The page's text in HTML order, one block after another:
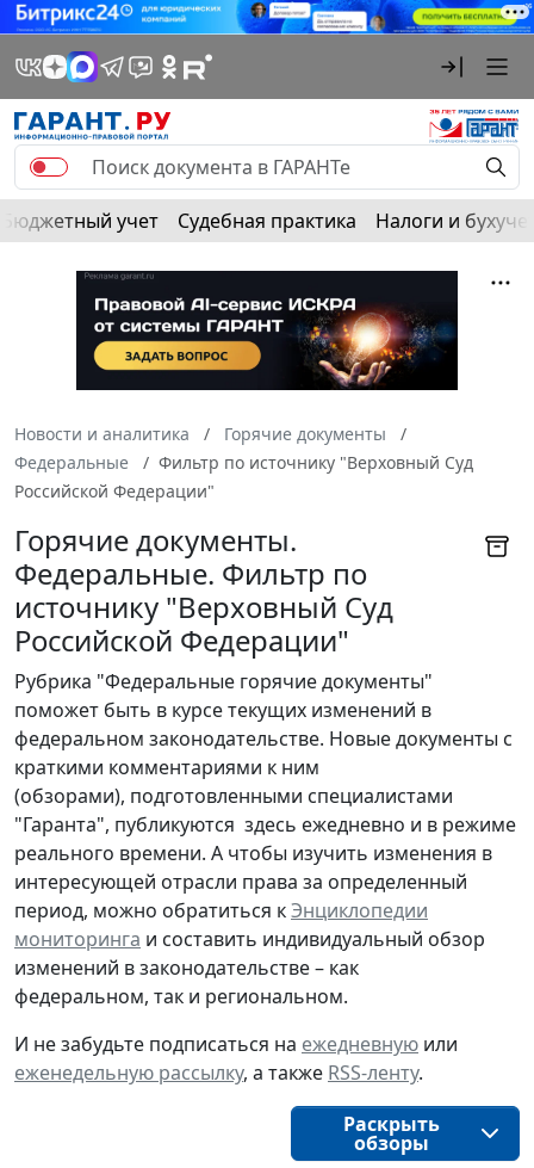
Бюджетный учет Судебная практика Налоги и
Новости и аналитика
Горячие документы
Федеральные
Фильтр по источнику "Верховный Суд
Российской Федерации"
Горячие документы.
Федеральные. Фильтр по
источнику "Верховный Суд
Российской Федерации"
Рубрика "Федеральные горячие документы"
поможет быть в курсе текущих изменений в
федеральном законодательстве. Новые документы с
краткими комментариями к ним
(обзорами), подготовленными специалистами
"Гаранта", публикуются здесь ежедневно и в режиме
реального времени. А чтобы изучить изменения в
интересующей отрасли права за определенный
период, можно обратиться кЭнциклопедии
мониторинга и составить индивидуальный обзор
изменений в законодательстве – как
федеральном, так и региональном.
И не забудьте подписаться на ежедневную или
еженедельную рассылку, а также RSS-ленту.
Раскрыть
обзоры